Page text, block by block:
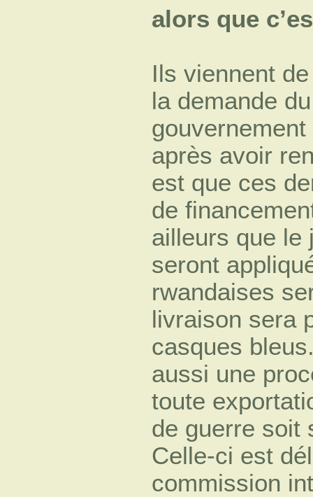
alors que
Ils viennent
la demande
après avoir
est que ces
de
ailleurs que le
seront
rwandaises
livraison sera
casques
aussi une
toute
de guerre soit
Celle-ci est
commission